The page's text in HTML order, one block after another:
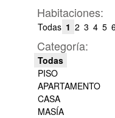
Habitaciones:
Todas 1 2 3 4 5
Categoría:
Todas
PISO
APARTAMENTO
CASA
MASÍA